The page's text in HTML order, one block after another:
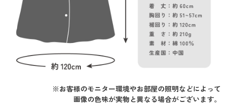
※お客様のモニター環境やお部屋の照明などによって
画像の色味が実物と異なる場合がございます。